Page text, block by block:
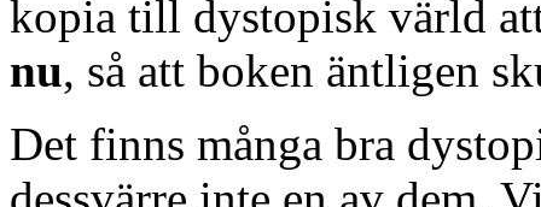
kopia till dystopisk värld
nu, så att boken äntligen
Det finns många bra